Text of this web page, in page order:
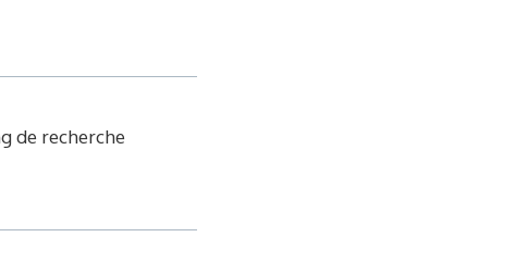
de recherche